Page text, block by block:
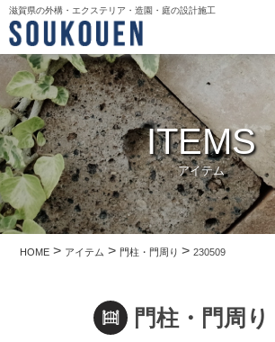
滋賀県の外構・エクステリア・造園・庭の設計施工
ITEMS
アイテム
HOME > アイテム > 門柱・門周り>230509
門柱・門周り